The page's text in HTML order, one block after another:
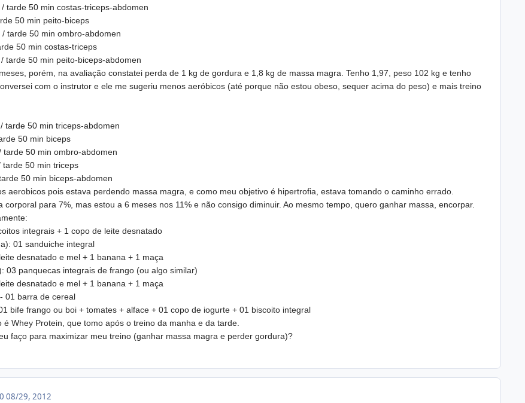
/ tarde 50 min costas-triceps-abdomen
50 min peito-biceps
/ tarde 50 min ombro-abdomen
50 min costas-triceps
tarde 50 min peito-biceps-abdomen
porém, na avaliação constatei perda de 1 kg de gordura e 1,8 kg de massa magra. Tenho 1,97, peso 102 kg e tenho
com o instrutor e ele me sugeriu menos aeróbicos (até porque não estou obeso, sequer acima do peso) e mais treino
tarde 50 min triceps-abdomen
50 min biceps
tarde 50 min ombro-abdomen
tarde 50 min triceps
50 min biceps-abdomen
aerobicos pois estava perdendo massa magra, e como meu objetivo é hipertrofia, estava tomando o caminho errado.
corporal para 7%, mas estou a 6 meses nos 11% e não consigo diminuir. Ao mesmo tempo, quero ganhar massa, encorpar.
integrais + 1 copo de leite desnatado
01 sanduiche integral
desnatado e mel + 1 banana + 1 maça
03 panquecas integrais de frango (ou algo similar)
desnatado e mel + 1 banana + 1 maça
01 barra de cereal
bife frango ou boi + tomates + alface + 01 copo de iogurte + 01 biscoito integral
é Whey Protein, que tomo após o treino da manha e da tarde.
faço para maximizar meu treino (ganhar massa magra e perder gordura)?
08/29, 2012